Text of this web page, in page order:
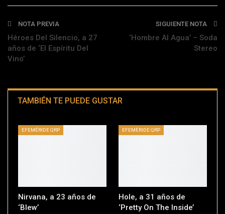
Telegram
NOTA PREVIA
Héroes Del Silencio, a 27
años de ‘El Espíritu Del
Vino’
SIGUIENTE NOTA
‘Hombre Al Agua’ – Soda
Stereo
TAMBIÉN TE PUEDE GUSTAR
EFEMÉRIDE QRP
Nirvana, a 23 años de
‘Blew’
EFEMÉRIDE QRP
Hole, a 31 años de
‘Pretty On The Inside’